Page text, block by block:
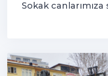
Sokak canlarımıza